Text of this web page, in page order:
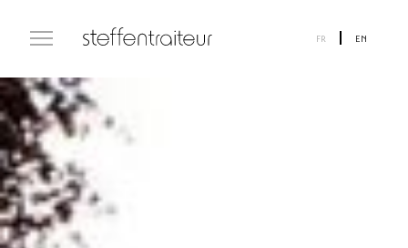
FR EN